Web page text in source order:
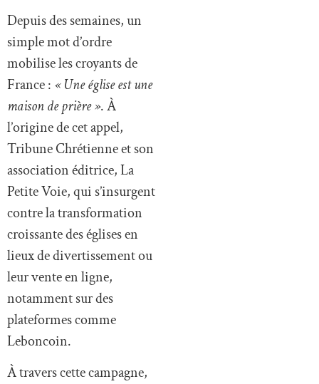
Depuis des semaines, un
simple mot d’ordre
mobilise les croyants de
France : « Une église est une
maison de prière ». À
l’origine de cet appel,
Tribune Chrétienne et son
association éditrice, La
Petite Voie, qui s’insurgent
contre la transformation
croissante des églises en
lieux de divertissement ou
leur vente en ligne,
notamment sur des
plateformes comme
Leboncoin.
À travers cette campagne,